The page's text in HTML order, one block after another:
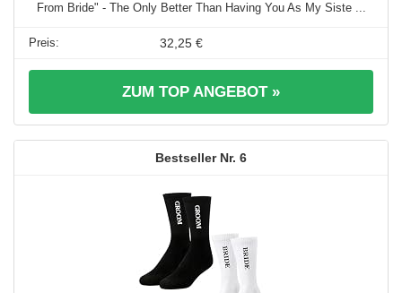
From Bride" - The Only Better Than Having You As My Siste ...
32,25 €
ZUM TOP ANGEBOT »
6